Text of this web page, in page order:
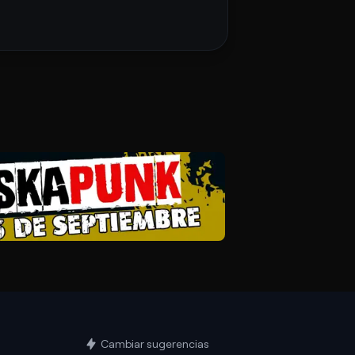
Cambiar sugerencias